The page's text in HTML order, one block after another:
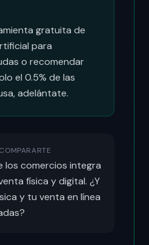
gratuita de
para
o recomendar
el 0.5% de las
adelántate.
los comercios integra
física y digital. ¿Y
y tu venta en línea